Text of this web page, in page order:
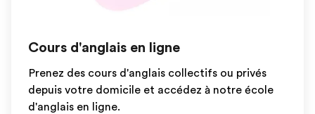
Cours d'anglais en ligne
Prenez des cours d'anglais collectifs ou privés
depuis votre domicile et accédez à notre école
d'anglais en ligne.